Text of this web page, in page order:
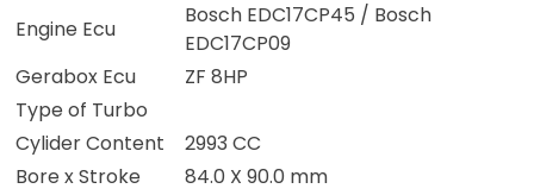
Engine Ecu
Bosch EDC17CP45 / Bosch
EDC17CP09
Gerabox Ecu
ZF 8HP
Type of Turbo
Cylider Content
2993 CC
Bore x Stroke
84.0 X 90.0 mm